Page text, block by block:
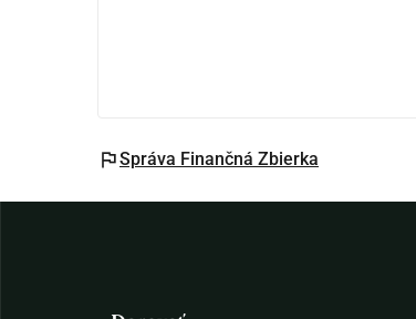
flagSpráva Finančná Zbierka